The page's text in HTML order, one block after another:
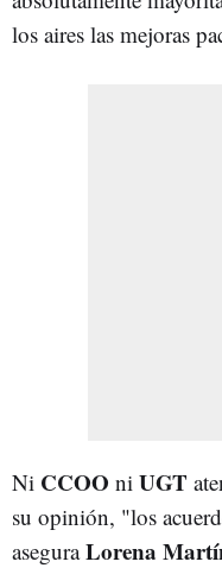
los aires las mejoras
Ni CCOO ni UGT
su opinión, "los
aseguraLorena